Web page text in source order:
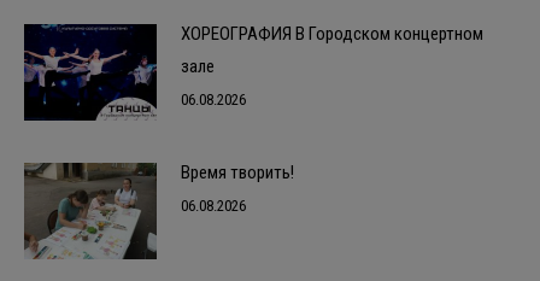
ХОРЕОГРАФИЯ В Городском концертном
зале
06.08.2026
Время творить!
06.08.2026